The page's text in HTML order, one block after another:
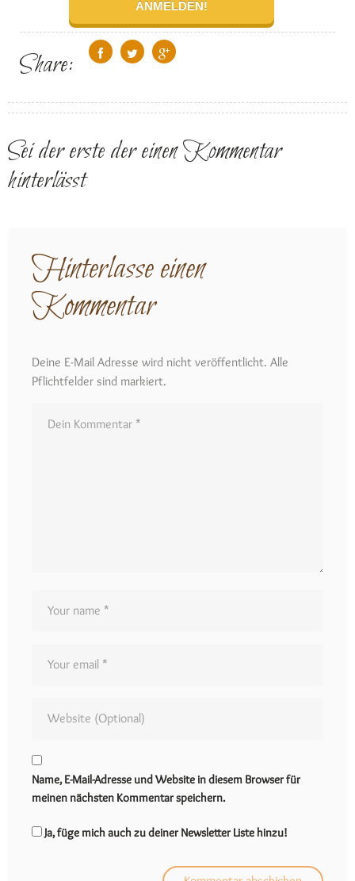
Share:
Sei der erste der einen Kommentar
hinterlässt
Hinterlasse einen
Kommentar
Deine E-Mail Adresse wird nicht veröffentlicht. Alle
Pflichtfelder sind markiert.
Name, E-Mail-Adresse und Website in diesem Browser für
meinen nächsten Kommentar speichern.
Ja, füge mich auch zu deiner Newsletter Liste hinzu!